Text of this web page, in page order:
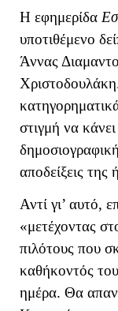
Η εφημερίδα
υποτιθέμενο
Άννας
στιγμή να
αποδείξεις της
Αντί γι’ αυτό,
«μετέχοντας
πιλότους που
καθήκοντός
ημέρα. Θα